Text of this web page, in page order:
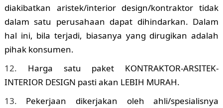
diakibatkan aristek/interior design/kontraktor tidak
dalam satu perusahaan dapat dihindarkan. Dalam
hal ini, bila terjadi, biasanya yang dirugikan adalah
pihak konsumen.
Harga satu paket KONTRAKTOR-ARSITEK-
INTERIOR DESIGN pasti akan LEBIH MURAH.
Pekerjaan dikerjakan oleh ahli/spesialisnya